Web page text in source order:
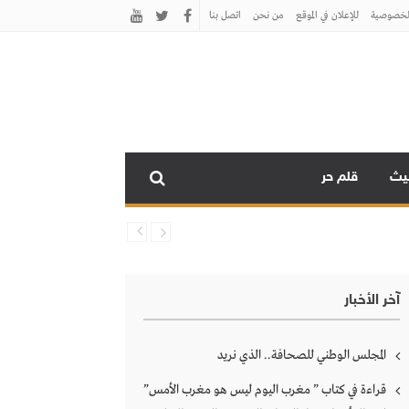
للإعلان في الموقع من نحن اتصل بنـا
قلم حر
آخر الأخبار
المجلس الوطني للصحافة.. الذي نريد
قراءة في كتاب ” مغرب اليوم ليس هو مغرب الأمس”